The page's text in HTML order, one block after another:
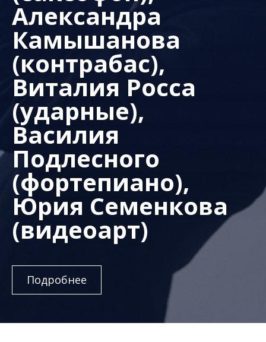
Александра
Камышанова
(контрабас),
Виталия Росса
(ударные),
Василия
Подлесного
(фортепиано),
Юрия Семенкова
(видеоарт)
Подробнее